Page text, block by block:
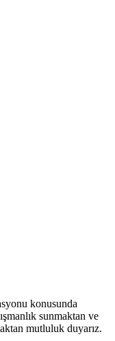
konusunda
sunmaktan ve
mutluluk duyarız.